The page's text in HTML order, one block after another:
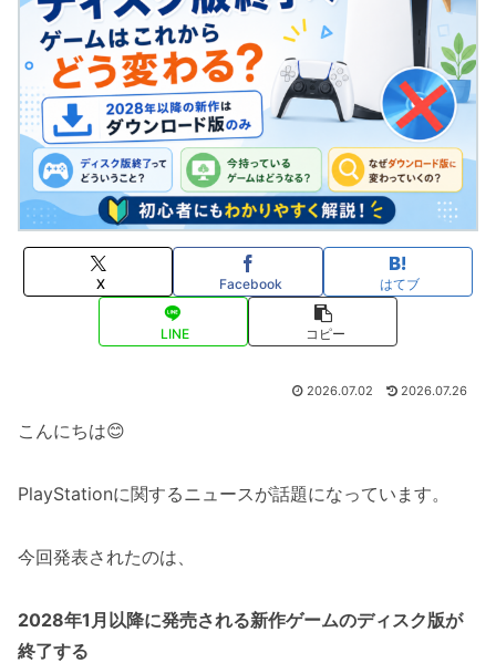
X Facebook はてブ
LINE コピー
2026.07.02 2026.07.26
こんにちは😊
PlayStationに関するニュースが話題になっています。
今回発表されたのは、
2028年1月以降に発売される新作ゲームのディスク版が
終了する